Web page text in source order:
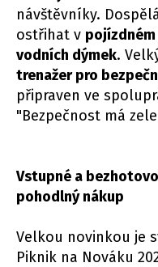
návštěvníky.
ostřihat v
vodních dýmek.
trenažer pro
připraven ve
"Bezpečnost má
Vstupné a
pohodlný nákup
Velkou novinkou je
Piknik na Nováku